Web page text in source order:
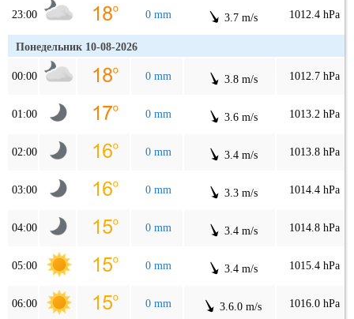
23:00 0 mm 3.7 m/s 1012.4 hPa
Понедельник 10-08-2026
00:00 0 mm 3.8 m/s 1012.7 hPa
01:00 0 mm 3.6 m/s 1013.2 hPa
02:00 0 mm 3.4 m/s 1013.8 hPa
03:00 0 mm 3.3 m/s 1014.4 hPa
04:00 0 mm 3.4 m/s 1014.8 hPa
05:00 0 mm 3.4 m/s 1015.4 hPa
06:00 0 mm 3.6.0 m/s 1016.0 hPa